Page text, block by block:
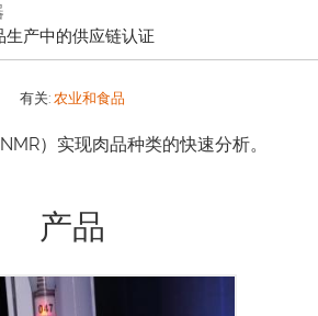
生产中的供应链认证
有关: 农业和食品
）实现肉品种类的快速分析。
产品